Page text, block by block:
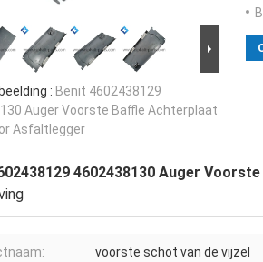
: Benit 4602438129
Auger Voorste Baffle Achterplaat
Asfaltlegger
4602438130 Auger
voorste schot van de vijzel